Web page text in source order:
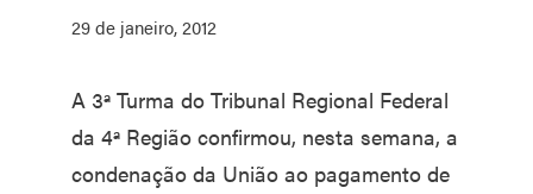
29 de janeiro, 2012
A 3ª Turma do Tribunal Regional Federal
da 4ª Região confirmou, nesta semana, a
condenação da União ao pagamento de